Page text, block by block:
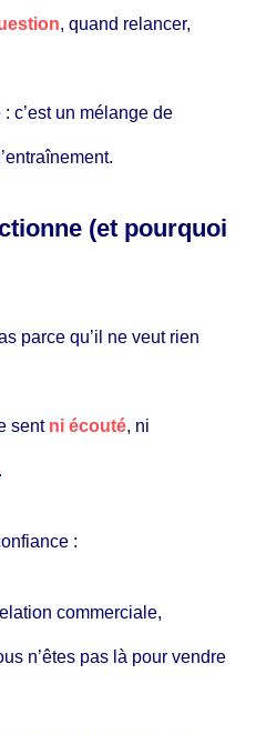
, quand relancer,
c’est un mélange de
(et pourquoi
parce qu’il ne veut rien
sent ni écouté, ni
.
:
commerciale,
n’êtes pas là pour vendre